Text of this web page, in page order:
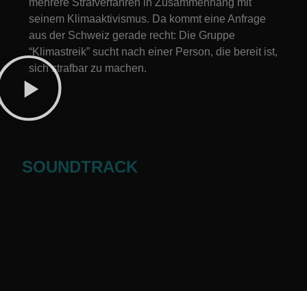
seinem Klimaaktivismus. Da kommt eine Anfrage
aus der Schweiz gerade recht: Die Gruppe
“Klimastreik” sucht nach einer Person, die bereit ist,
sich strafbar zu machen.
SOUNDTRACK